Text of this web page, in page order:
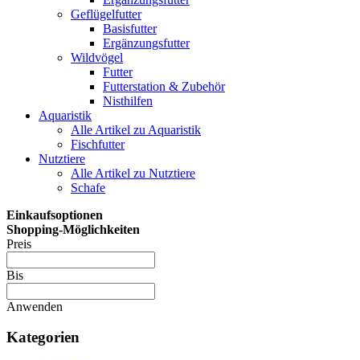
Geflügelfutter
Basisfutter
Ergänzungsfutter
Wildvögel
Futter
Futterstation & Zubehör
Nisthilfen
Aquaristik
Alle Artikel zu Aquaristik
Fischfutter
Nutztiere
Alle Artikel zu Nutztiere
Schafe
Einkaufsoptionen
Shopping-Möglichkeiten
Preis
Bis
Anwenden
Kategorien